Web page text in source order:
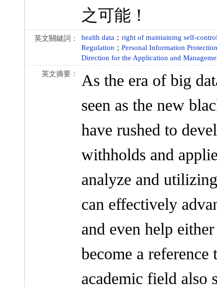
之可能！
英文關鍵詞： health data ； right of maintaining self-
Regulation ； Personal Information
Direction for the Application and
英文摘要：
As the era of big
seen as the new
have rushed to
withholds and
analyze and
can effectively
and even help
become a
academic field also